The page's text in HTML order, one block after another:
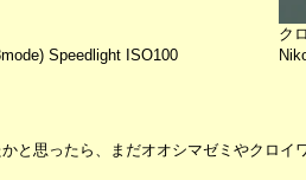
Speedlight ISO100
ク
と思ったら、まだオオシマゼミやクロイ